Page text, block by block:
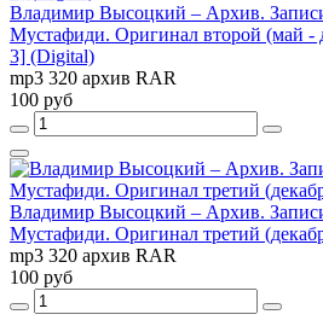
Владимир Высоцкий – Архив.
Мустафиди. Оригинал второй (май -
3] (Digital)
mp3 320 архив RAR
100 руб
Владимир Высоцкий – Архив.
Мустафиди. Оригинал третий
mp3 320 архив RAR
100 руб